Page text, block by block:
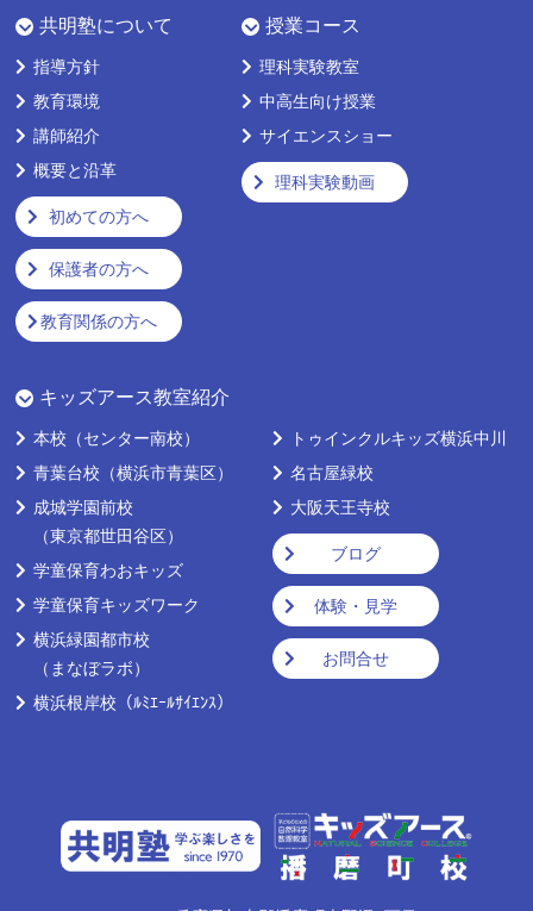
共明塾について
指導方針
教育環境
講師紹介
概要と沿革
初めての方へ
保護者の方へ
教育関係の方へ
授業コース
理科実験教室
中高生向け授業
サイエンスショー
理科実験動画
キッズアース教室紹介
本校 （センター南校）
青葉台校 （横浜市青葉区）
成城学園前校
（東京都世田谷区）
学童保育わおキッズ
学童保育キッズワーク
横浜緑園都市校
（まなぼラボ）
横浜根岸校 （ﾙﾐｴｰﾙｻｲｴﾝｽ）
トゥインクルキッズ横浜中川
名古屋緑校
大阪天王寺校
ブログ
体験・見学
お問合せ